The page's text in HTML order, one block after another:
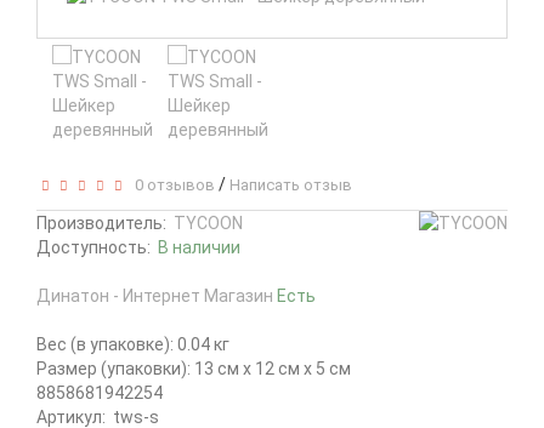
0 отзывов / Написать отзыв
Производитель: TYCOON
Доступность: В наличии
Динатон - Интернет Магазин Есть
Вес (в упаковке): 0.04 кг
Размер (упаковки): 13 см x 12 см x 5 см
8858681942254
Артикул: tws-s